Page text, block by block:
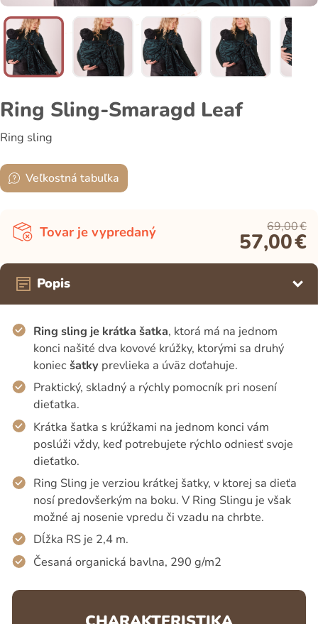
Ring Sling-Smaragd Leaf
Ring sling
Veľkostná tabuľka
Tovar je vypredaný 69,00€
57,00€
Popis
Ring sling je krátka šatka, ktorá má na jednom
konci našité dva kovové krúžky, ktorými sa druhý
koniec šatkyprevlieka a úväz doťahuje.
Praktický, skladný a rýchly pomocník pri nosení
dieťatka.
Krátka šatka s krúžkami na jednom konci vám
poslúži vždy, keď potrebujete rýchlo odniesť svoje
dieťatko.
Ring Sling je verziou krátkej šatky, v ktorej sa dieťa
nosí predovšerkým na boku. V Ring Slingu je však
možné aj nosenie vpredu či vzadu na chrbte.
Dĺžka RS je 2,4 m.
Česaná organická bavlna, 290 g/m2